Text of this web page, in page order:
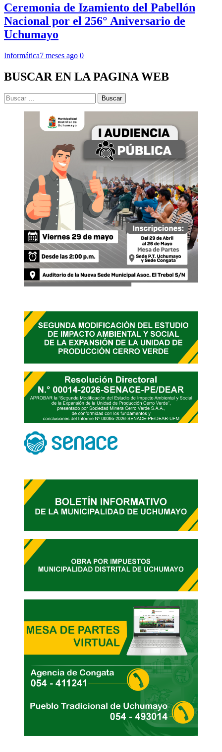
Ceremonia de Izamiento del Pabellón
Nacional por el 256° Aniversario de
Uchumayo
Informática7 meses ago 0
BUSCAR EN LA PAGINA WEB
Buscar: